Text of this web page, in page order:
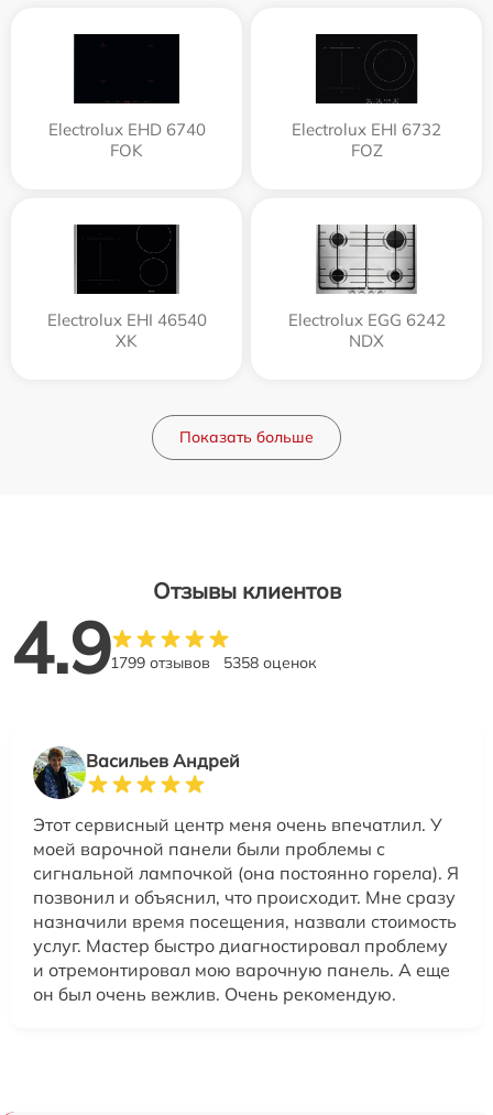
Electrolux EHD 6740
FOK
Electrolux EHI 6732
FOZ
Electrolux EHI 46540
XK
Electrolux EGG 6242
NDX
Показать больше
Отзывы клиентов
4.91799 отзывов 5358 оценок
Васильев Андрей
Этот сервисный центр меня очень впечатлил. У
моей варочной панели были проблемы с
сигнальной лампочкой (она постоянно горела). Я
позвонил и объяснил, что происходит. Мне сразу
назначили время посещения, назвали стоимость
услуг. Мастер быстро диагностировал проблему
и отремонтировал мою варочную панель. А еще
он был очень вежлив. Очень рекомендую.